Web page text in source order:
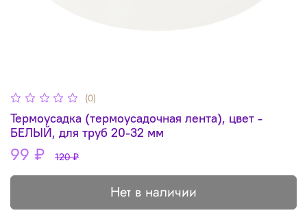
(0)
Термоусадка (термоусадочная лента), цвет -
БЕЛЫЙ, для труб 20-32 мм
99 ₽ 120 ₽
Нет в наличии